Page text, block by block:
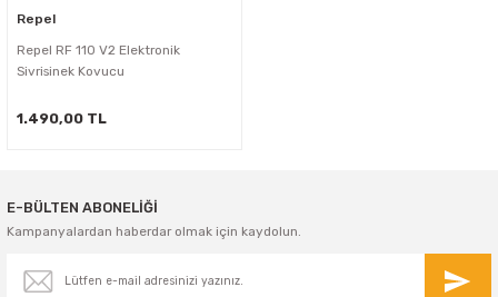
Repel
Repel RF 110 V2 Elektronik
Sivrisinek Kovucu
1.490,00 TL
E-BÜLTEN ABONELİĞİ
Kampanyalardan haberdar olmak için kaydolun.